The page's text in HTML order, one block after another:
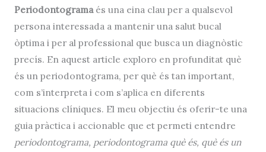
Periodontogramaés una eina clau per a qualsevol
persona interessada a mantenir una salut bucal
òptima i per al professional que busca un diagnòstic
precís. En aquest article exploro en profunditat què
és un periodontograma, per què és tan important,
com s’interpreta i com s’aplica en diferents
situacions clíniques. El meu objectiu és oferir-te una
guia pràctica i accionable que et permeti entendre
periodontograma, periodontograma què és, què és un